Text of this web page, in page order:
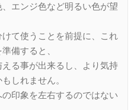
エンジ色など明るい色が望
て使うことを前提に、これ
備すると、
る事が出来るし、より気持
しれません。
印象を左右するのではない